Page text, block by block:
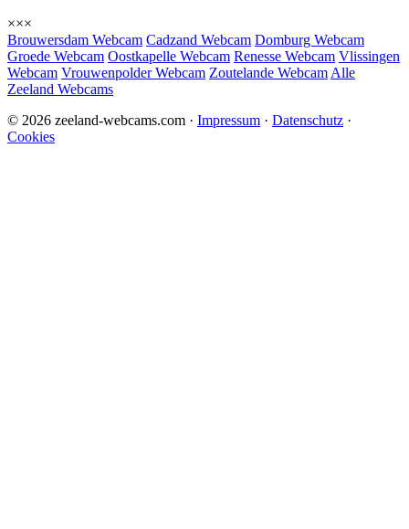
×××
Brouwersdam Webcam Cadzand Webcam Domburg Webcam
Groede Webcam Oostkapelle Webcam Renesse Webcam Vlissingen
Webcam Vrouwenpolder Webcam Zoutelande Webcam Alle
Zeeland Webcams
© 2026 zeeland-webcams.com · Impressum · Datenschutz ·
Cookies